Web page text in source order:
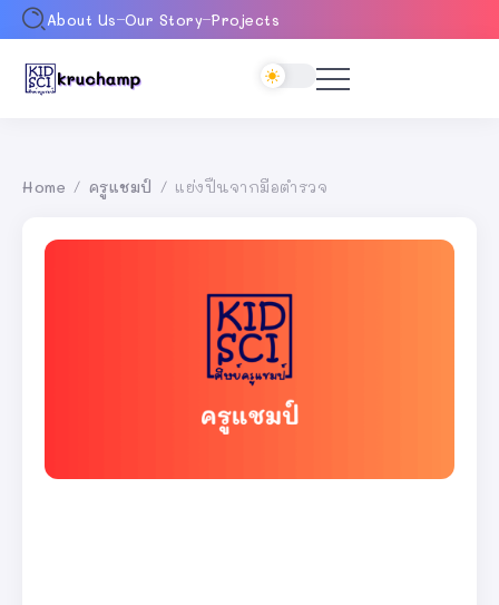
About Us Our Story Projects
Home / ครูแชมป์ / แย่งปืนจากมือตำรวจ